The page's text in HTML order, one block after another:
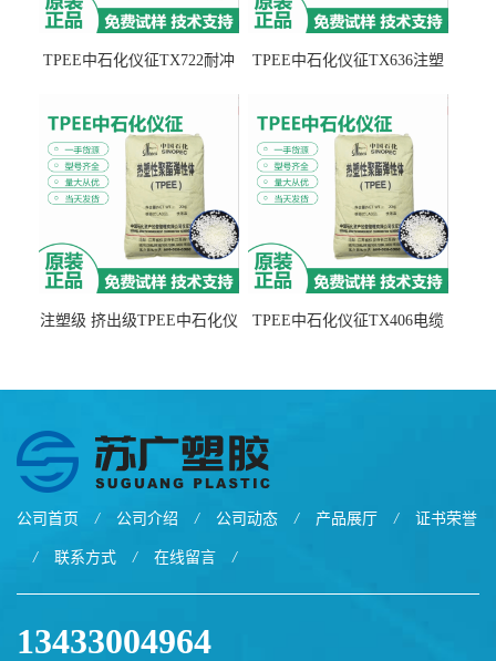
TPEE中石化仪征TX722耐冲
TPEE中石化仪征TX636注塑
注塑级 挤出级TPEE中石化仪
TPEE中石化仪征TX406电缆
公司首页 / 公司介绍 / 公司动态 / 产品展厅 / 证书荣誉
/ 联系方式 / 在线留言 /
13433004964